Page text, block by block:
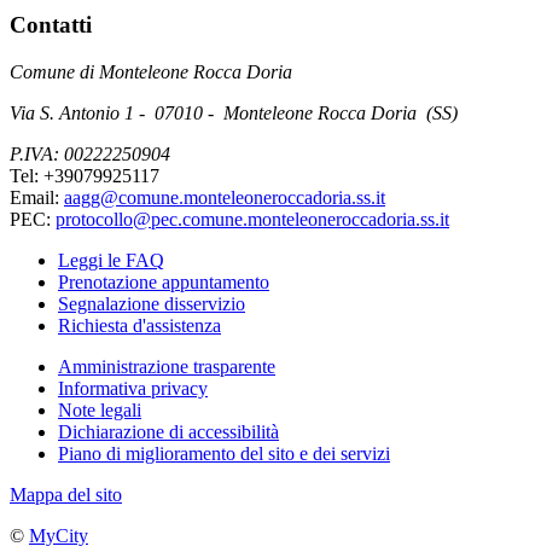
Contatti
Comune di Monteleone Rocca Doria
Via S. Antonio 1 - 07010 - Monteleone Rocca Doria (SS)
P.IVA: 00222250904
Tel: +39079925117
Email: aagg@comune.monteleoneroccadoria.ss.it
PEC: protocollo@pec.comune.monteleoneroccadoria.ss.it
Leggi le FAQ
Prenotazione appuntamento
Segnalazione disservizio
Richiesta d'assistenza
Amministrazione trasparente
Informativa privacy
Note legali
Dichiarazione di accessibilità
Piano di miglioramento del sito e dei servizi
Mappa del sito
© MyCity